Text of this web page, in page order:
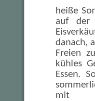
heiße
auf der
danach,
Freien
kühles
Essen.
mit